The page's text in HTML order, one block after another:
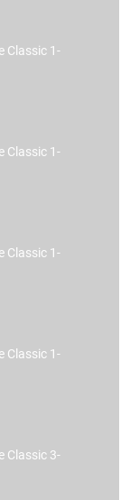
Classic 1-
Classic 1-
Classic 1-
Classic 1-
Classic 3-